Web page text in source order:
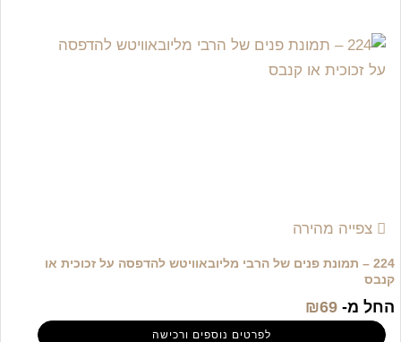
צפייה מהירה
224 – תמונת פנים של הרבי מליובאוויטש להדפסה על זכוכית או
קנבס
החל מ- ₪69
לפרטים נוספים ורכישה